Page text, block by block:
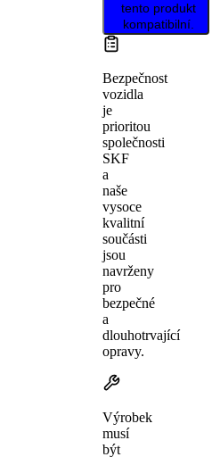
tento produkt
kompatibilní.
Bezpečnost
vozidla
je
prioritou
společnosti
SKF
a
naše
vysoce
kvalitní
součásti
jsou
navrženy
pro
bezpečné
a
dlouhotrvající
opravy.
Výrobek
musí
být